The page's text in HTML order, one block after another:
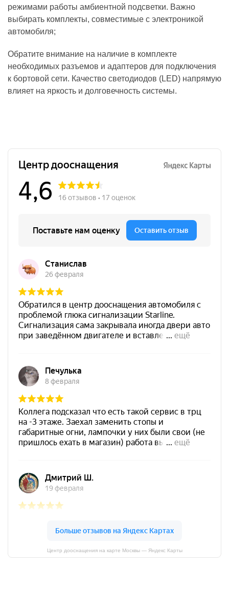
режимами работы амбиентной подсветки. Важно
выбирать комплекты, совместимые с электроникой
автомобиля;
Обратите внимание на наличие в комплекте
необходимых разъемов и адаптеров для подключения
к бортовой сети. Качество светодиодов (LED) напрямую
влияет на яркость и долговечность системы.
Центр дооснащения на карте Москвы — Яндекс Карты